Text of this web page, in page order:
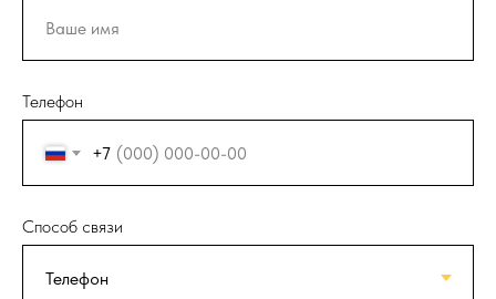
Телефон
+7
Способ связи